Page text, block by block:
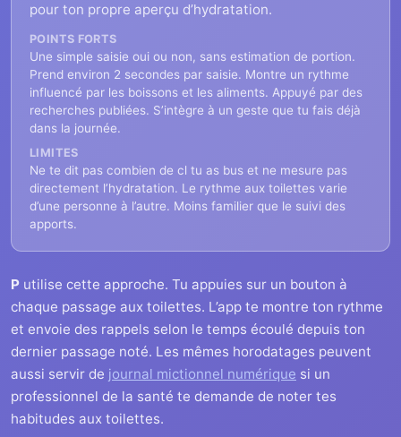
pour ton propre aperçu d’hydratation.
POINTS FORTS
Une simple saisie oui ou non, sans estimation de portion.
Prend environ 2 secondes par saisie. Montre un rythme
influencé par les boissons et les aliments. Appuyé par des
recherches publiées. S’intègre à un geste que tu fais déjà
dans la journée.
LIMITES
Ne te dit pas combien de cl tu as bus et ne mesure pas
directement l’hydratation. Le rythme aux toilettes varie
d’une personne à l’autre. Moins familier que le suivi des
apports.
P utilise cette approche. Tu appuies sur un bouton à
chaque passage aux toilettes. L’app te montre ton rythme
et envoie des rappels selon le temps écoulé depuis ton
dernier passage noté. Les mêmes horodatages peuvent
aussi servir de journal mictionnel numérique si un
professionnel de la santé te demande de noter tes
habitudes aux toilettes.